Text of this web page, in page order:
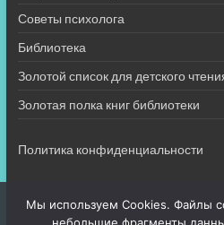
Советы психолога
Библиотека
Золотой список для детского
Золотая полка книг библиотеки
Политика конфиденциальности
Мы используем Cookies. Файлы